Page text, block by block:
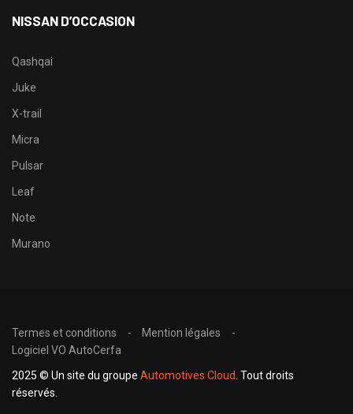
NISSAN D’OCCASION
Qashqai
Juke
X-trail
Micra
Pulsar
Leaf
Note
Murano
Termes et conditions
Mention légales
Logiciel VO AutoCerfa
2025 © Un site du groupe Automotives Cloud . Tout droits
réservés.